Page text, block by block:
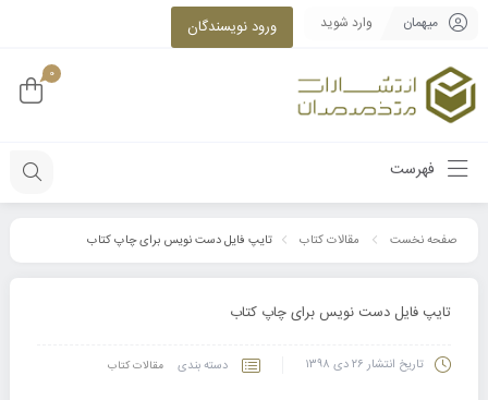
میهمان وارد شوید ورود نویسندگان
0
فهرست
صفحه نخست مقالات کتاب تایپ فایل دست نویس برای چاپ کتاب
تایپ فایل دست نویس برای چاپ کتاب
تاریخ انتشار۲۶ دی ۱۳۹۸ دسته بندی مقالات کتاب